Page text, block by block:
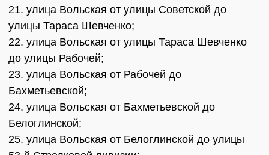
21. улица Вольская от улицы Советской до
улицы Тараса Шевченко;
22. улица Вольская от улицы Тараса Шевченко
до улицы Рабочей;
23. улица Вольская от Рабочей до
Бахметьевской;
24. улица Вольская от Бахметьевской до
Белоглинской;
25. улица Вольская от Белоглинской до улицы